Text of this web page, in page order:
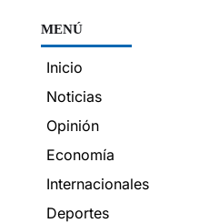
MENÚ
Inicio
Noticias
Opinión
Economía
Internacionales
Deportes